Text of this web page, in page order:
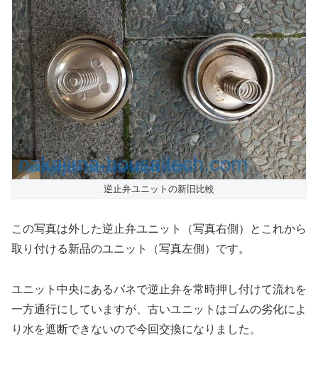
逆止弁ユニットの新旧比較
この写真は外した逆止弁ユニット（写真右側）とこれから
取り付ける新品のユニット（写真左側）です。
ユニット中央にあるバネで逆止弁を常時押し付けて流れを
一方通行にしていますが、古いユニットはゴムの劣化によ
り水を遮断できないので今回交換になりました。